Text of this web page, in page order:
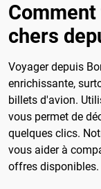
chers
Voyager depuis
enrichissante,
billets d'avion.
vous permet de
quelques clics.
vous aider à
offres disponibles.